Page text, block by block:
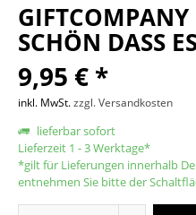
SCHÖN DASS
9,95 € *
inkl. MwSt.zzgl. Versandkosten
lieferbar sofort
Lieferzeit 1 - 3 Werktage*
*gilt für Lieferungen innerhalb
entnehmen Sie bitte der